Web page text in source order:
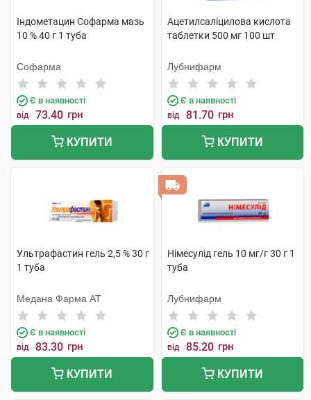
Індометацин Софарма мазь
10 % 40 г 1 туба
Софарма
Є в наявності
від 73.40 грн
КУПИТИ
Ацетилсаліцилова кислота
таблетки 500 мг 100 шт
Лубнифарм
Є в наявності
від 81.70 грн
КУПИТИ
Ультрафастин гель 2,5 % 30 г
1 туба
Медана Фарма АТ
Є в наявності
від 83.30 грн
КУПИТИ
Німесулід гель 10 мг/г 30 г 1
туба
Лубнифарм
Є в наявності
від 85.20 грн
КУПИТИ